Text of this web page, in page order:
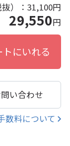
）：31,100円
29,550円
い合わせ
数料について